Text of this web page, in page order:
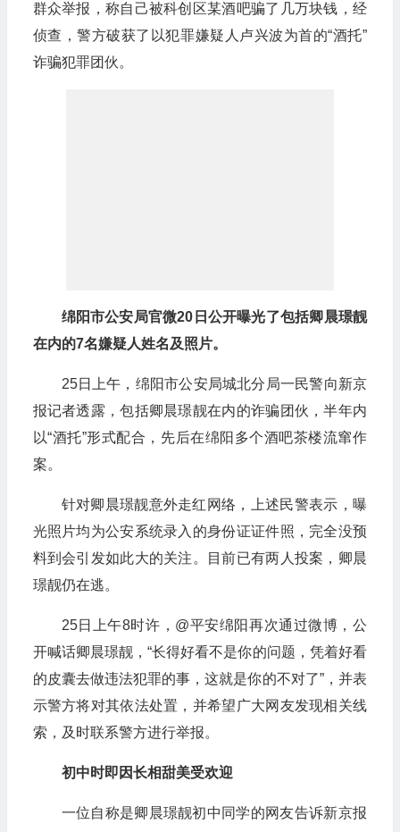
群众举报，称自己被科创区某酒吧骗了几万块钱，经
侦查，警方破获了以犯罪嫌疑人卢兴波为首的“酒托”
诈骗犯罪团伙。
绵阳市公安局官微20日公开曝光了包括卿晨璟靓
在内的7名嫌疑人姓名及照片。
25日上午，绵阳市公安局城北分局一民警向新京
报记者透露，包括卿晨璟靓在内的诈骗团伙，半年内
以“酒托”形式配合，先后在绵阳多个酒吧茶楼流窜作
案。
针对卿晨璟靓意外走红网络，上述民警表示，曝
光照片均为公安系统录入的身份证证件照，完全没预
料到会引发如此大的关注。目前已有两人投案，卿晨
璟靓仍在逃。
25日上午8时许，@平安绵阳再次通过微博，公
开喊话卿晨璟靓，“长得好看不是你的问题，凭着好看
的皮囊去做违法犯罪的事，这就是你的不对了”，并表
示警方将对其依法处置，并希望广大网友发现相关线
索，及时联系警方进行举报。
初中时即因长相甜美受欢迎
一位自称是卿晨璟靓初中同学的网友告诉新京报